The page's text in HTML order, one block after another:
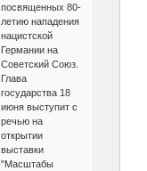
посвященных 80-
летию нападения
нацистской
Германии на
Советский Союз.
Глава
государства 18
июня выступит с
речью на
открытии
выставки
"Масштабы